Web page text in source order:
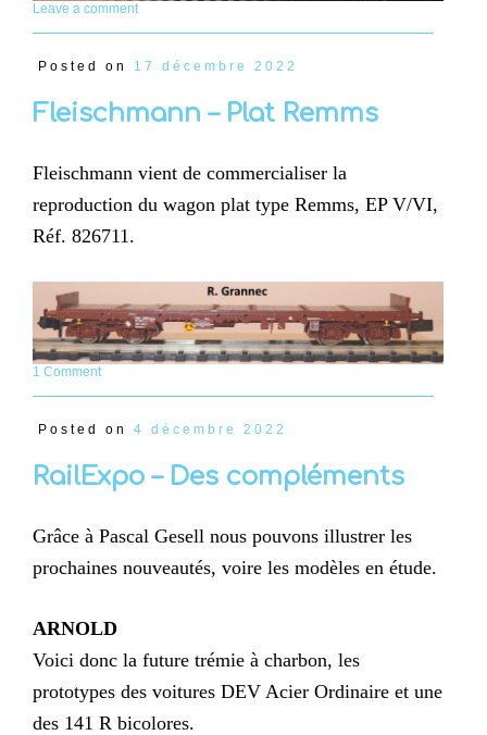
Leave a comment
Posted on 17 décembre 2022
Fleischmann – Plat Remms
Fleischmann vient de commercialiser la
reproduction du wagon plat type Remms, EP V/VI,
Réf. 826711.
1 Comment
Posted on 4 décembre 2022
RailExpo – Des compléments
Grâce à Pascal Gesell nous pouvons illustrer les
prochaines nouveautés, voire les modèles en étude.
ARNOLD
Voici donc la future trémie à charbon, les
prototypes des voitures DEV Acier Ordinaire et une
des 141 R bicolores.